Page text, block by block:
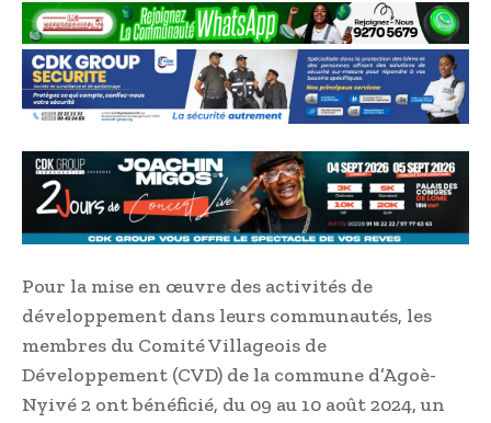
Pour la mise en œuvre des activités de
développement dans leurs communautés, les
membres du Comité Villageois de
Développement (CVD) de la commune d’Agoè-
Nyivé 2 ont bénéficié, du 09 au 10 août 2024, un